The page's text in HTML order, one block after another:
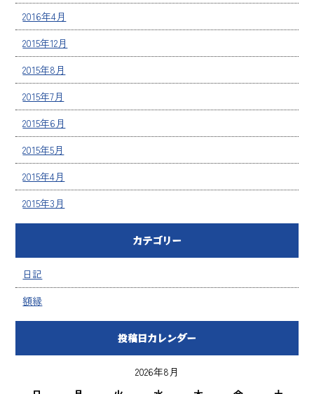
2016年4月
2015年12月
2015年8月
2015年7月
2015年6月
2015年5月
2015年4月
2015年3月
カテゴリー
日記
額縁
投稿日カレンダー
2026年8月